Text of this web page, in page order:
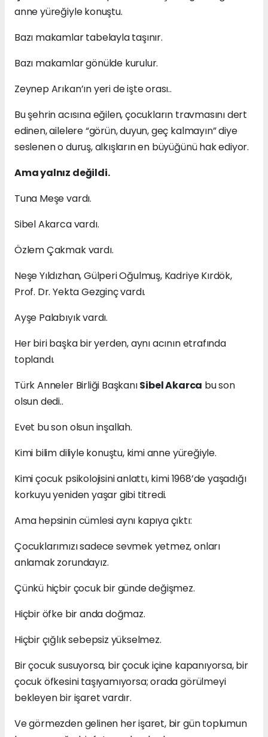
anne yüreğiyle konuştu.
Bazı makamlar tabelayla taşınır.
Bazı makamlar gönülde kurulur.
Zeynep Arıkan’ın yeri de işte orası..
Bu şehrin acısına eğilen, çocukların travmasını dert
edinen, ailelere “görün, duyun, geç kalmayın” diye
seslenen o duruş, alkışların en büyüğünü hak ediyor.
Ama yalnız değildi.
Tuna Meşe vardı.
Sibel Akarca vardı.
Özlem Çakmak vardı.
Neşe Yıldızhan, Gülperi Oğulmuş, Kadriye Kırdök,
Prof. Dr. Yekta Gezginç vardı.
Ayşe Palabıyık vardı.
Her biri başka bir yerden, aynı acının etrafında
toplandı.
Türk Anneler Birliği BaşkanıSibel Akarca bu son
olsun dedi..
Evet bu son olsun inşallah.
Kimi bilim diliyle konuştu, kimi anne yüreğiyle.
Kimi çocuk psikolojisini anlattı, kimi 1968’de yaşadığı
korkuyu yeniden yaşar gibi titredi.
Ama hepsinin cümlesi aynı kapıya çıktı:
Çocuklarımızı sadece sevmek yetmez, onları
anlamak zorundayız.
Çünkü hiçbir çocuk bir günde değişmez.
Hiçbir öfke bir anda doğmaz.
Hiçbir çığlık sebepsiz yükselmez.
Bir çocuk susuyorsa, bir çocuk içine kapanıyorsa, bir
çocuk öfkesini taşıyamıyorsa; orada görülmeyi
bekleyen bir işaret vardır.
Ve görmezden gelinen her işaret, bir gün toplumun